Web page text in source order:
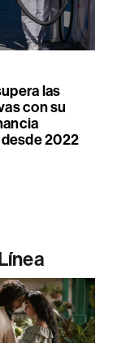
las
con su
2022